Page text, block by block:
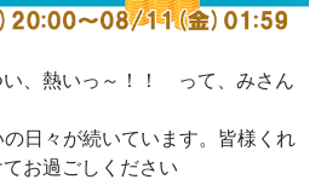
、熱いっ～！！ って、みさん
日々が続いています。皆様くれ
お過ごしください